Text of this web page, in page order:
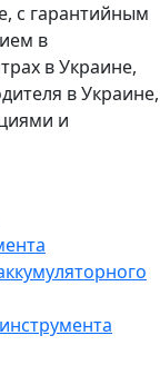
с гарантийным
в
в Украине,
в Украине,
и